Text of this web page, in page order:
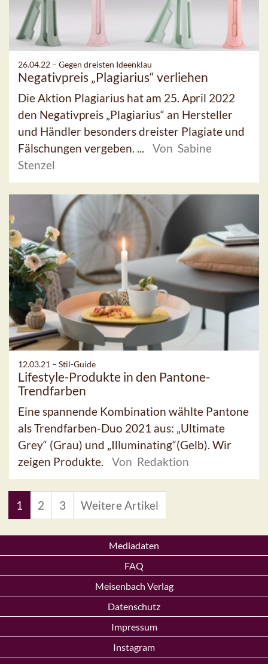
26.04.22 – Gegen dreisten Ideenklau
Negativpreis „Plagiarius“ verliehen
Die Aktion Plagiarius hat am 25. April 2022
den Negativpreis „Plagiarius“ an Hersteller
und Händler besonders dreister Plagiate und
Fälschungen vergeben. ...
Von Sabine
Stenzel
12.03.21 – Stil-Guide
Lifestyle-Produkte in den Pantone-
Trendfarben
Eine spannende Kombination wählte Pantone
als Trendfarben-Duo 2021 aus: „Ultimate
Grey“ (Grau) und „Illuminating“(Gelb). Wir
zeigen Produkte.
Von Redaktion
1 2 3 Weitere Artikel
Mediadaten
FAQ
Meisenbach Verlag
Datenschutz
Impressum
Instagram